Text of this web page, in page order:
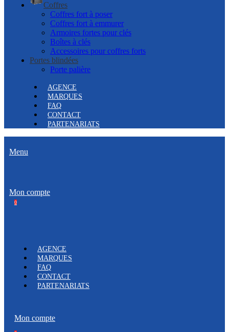
Coffres
Coffres fort à poser
Coffres fort à emmurer
Armoires fortes pour clés
Boîtes à clés
Accessoires pour coffres forts
Portes blindées
Porte palière
AGENCE
MARQUES
FAQ
CONTACT
PARTENARIATS
Menu
Mon compte
0
AGENCE
MARQUES
FAQ
CONTACT
PARTENARIATS
Mon compte